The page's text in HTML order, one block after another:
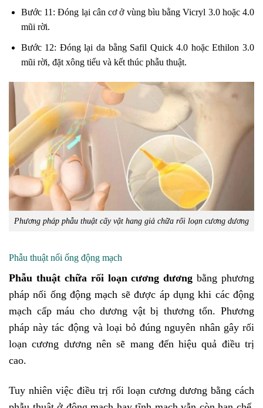
Bước 11: Đóng lại cân cơ ở vùng bìu bằng Vicryl 3.0 hoặc 4.0
mũi rời.
Bước 12: Đóng lại da bằng Safil Quick 4.0 hoặc Ethilon 3.0
mũi rời, đặt xông tiểu và kết thúc phẫu thuật.
Phương pháp phẫu thuật cấy vật hang giả chữa rối loạn cương dương
Phẫu thuật nối ống động mạch
Phẫu thuật chữa rối loạn cương dương bằng phương
pháp nối ống động mạch sẽ được áp dụng khi các động
mạch cấp máu cho dương vật bị thương tổn. Phương
pháp này tác động và loại bỏ đúng nguyên nhân gây rối
loạn cương dương nên sẽ mang đến hiệu quả điều trị
cao.
Tuy nhiên việc điều trị rối loạn cương dương bằng cách